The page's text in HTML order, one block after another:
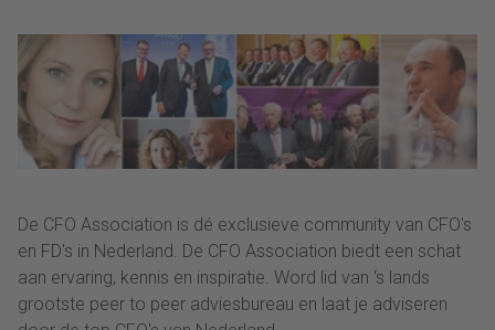
gewoon zien als onderdeel
van management?
De CFO Association is dé exclusieve community van CFO's
en FD's in Nederland. De CFO Association biedt een schat
aan ervaring, kennis en inspiratie. Word lid van ‘s lands
grootste peer to peer adviesbureau en laat je adviseren